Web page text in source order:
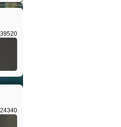
39520
24340